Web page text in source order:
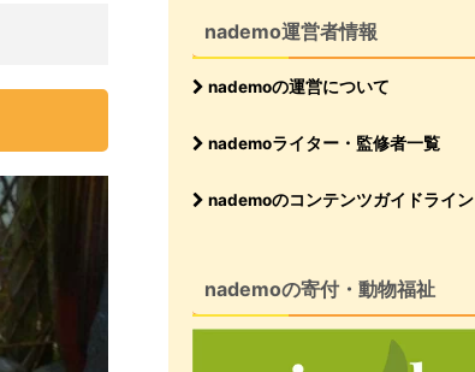
nademo運営者情報
nademoの運営について
nademoライター・監修者一覧
nademoのコンテンツガイドライン
nademoの寄付・動物福祉